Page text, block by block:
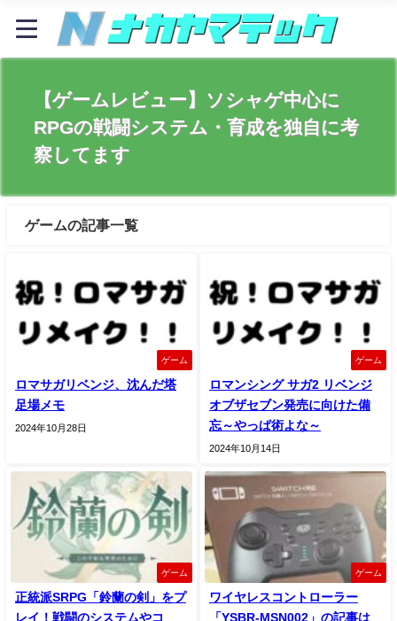
【ゲームレビュー】ソシャゲ中心に
RPGの戦闘システム・育成を独自に考
察してます
ゲームの記事一覧
ゲーム
ロマサガリベンジ、沈んだ塔
足場メモ
2024年10月28日
ゲーム
ロマンシング サガ2 リベンジ
オブザセブン発売に向けた備
忘～やっぱ術よな～
2024年10月14日
ゲーム
正統派SRPG「鈴蘭の剣」をプ
レイ！戦闘のシステムやコ
ゲーム
ワイヤレスコントローラー
「YSBR-MSN002」の記事は